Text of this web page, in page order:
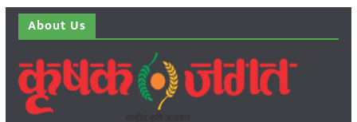
About Us